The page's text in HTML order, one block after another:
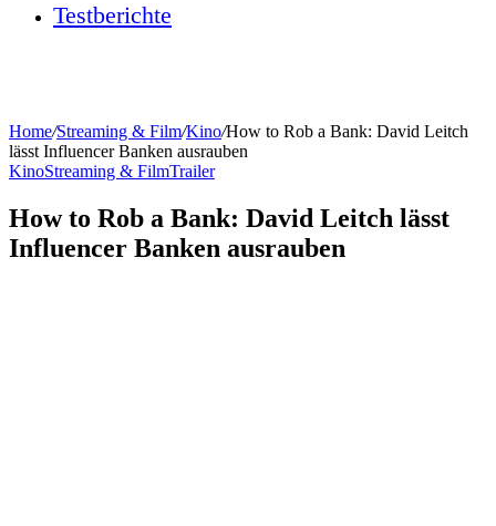
Testberichte
Home/Streaming & Film/Kino/How to Rob a Bank: David Leitch
lässt Influencer Banken ausrauben
KinoStreaming & FilmTrailer
How to Rob a Bank: David Leitch lässt
Influencer Banken ausrauben